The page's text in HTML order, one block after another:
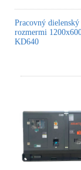
Pracovný dielenský
rozmermi
KD640